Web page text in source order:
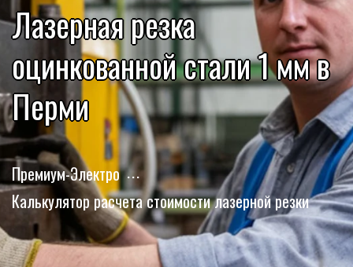
Лазерная резка
оцинкованной стали 1 мм в
Перми
Премиум-Электро
Калькулятор расчета стоимости лазерной резки